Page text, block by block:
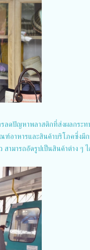
รลดปัญหาพลาสติกที่ส่งผลกระ
ณฑ์อาหารและสินค้าบริโภคซึ่งมีก
สามารถอัดรูปเป็นสินค้าต่าง ๆ ไ